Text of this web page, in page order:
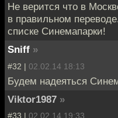
Не верится что в
в правильном
списке Синемапарки!
Sniff »
#32 | 02.02.14 18:13
Будем надеяться
Viktor1987 »
#33 | 02.02.14 19:33